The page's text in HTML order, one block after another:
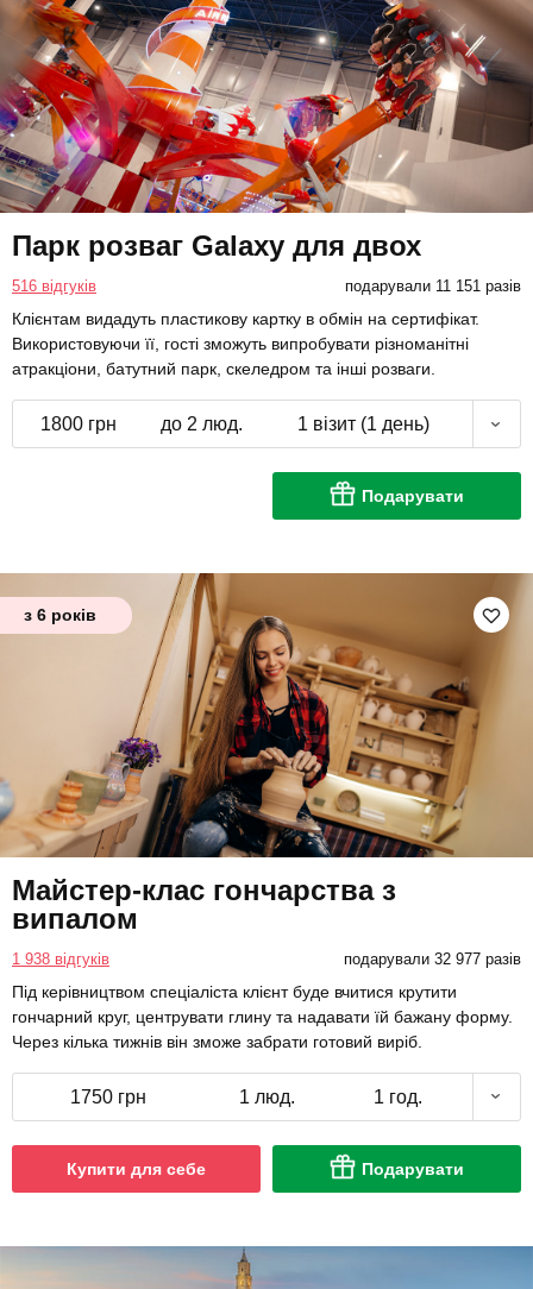
Парк розваг Galaxy для двох
516 відгуків подарували 11 151 разів
Клієнтам видадуть пластикову картку в обмін на сертифікат.
Використовуючи її, гості зможуть випробувати різноманітні
атракціони, батутний парк, скеледром та інші розваги.
1800 грн до 2 люд. 1 візит (1 день)
Подарувати
з 6 років
Майстер-клас гончарства з
випалом
1 938 відгуків подарували 32 977 разів
Під керівництвом спеціаліста клієнт буде вчитися крутити
гончарний круг, центрувати глину та надавати їй бажану форму.
Через кілька тижнів він зможе забрати готовий виріб.
1750 грн 1 люд. 1 год.
Купити для себе Подарувати